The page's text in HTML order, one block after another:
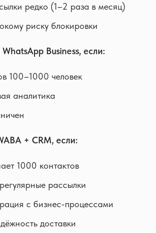
редко (1–2 раза в месяц)
риску блокировки
Business, если:
100–1000 человек
аналитика
+ CRM, если:
1000 контактов
рассылки
с бизнес-процессами
доставки